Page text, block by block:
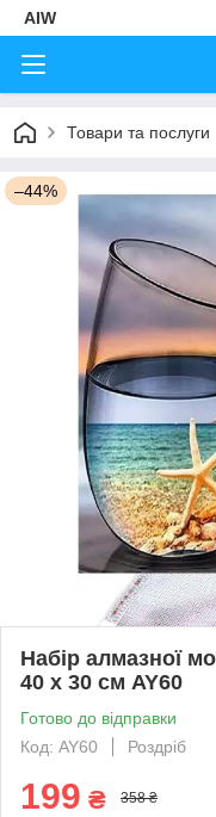
AIW
Товари та послуги
–44%
Набір алмазної
40 x 30 см AY60
Готово до відправки
Код: AY60
Роздріб
199 ₴ 358 ₴